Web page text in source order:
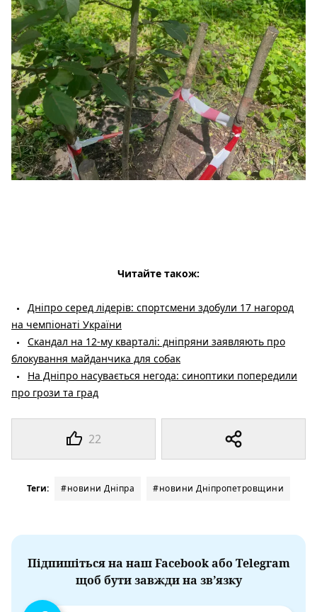
22
Читайте також:
Дніпро серед лідерів: спортсмени здобули 17 нагород
на чемпіонаті України
Скандал на 12-му кварталі: дніпряни заявляють про
блокування майданчика для собак
На Дніпро насувається негода: синоптики попередили
про грози та град
Теги: #новини Дніпра #новини Дніпропетровщини
Підпишіться на наш Facebook або Telegram
щоб бути завжди на зв’язку